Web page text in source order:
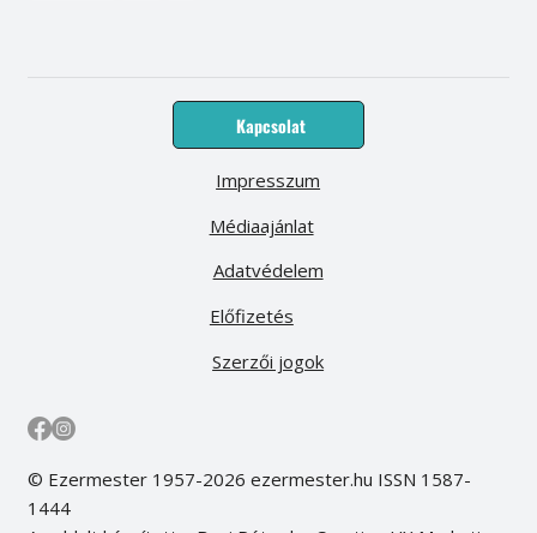
Kapcsolat
Médiaajánlat
Előfizetés
Impresszum
Adatvédelem
Szerzői jogok
© Ezermester 1957-2026 ezermester.hu ISSN 1587-
1444